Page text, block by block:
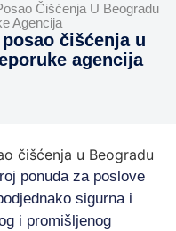
Čišćenja U Beogradu
Agencija
čišćenja u
agencija
ponuda za poslove
sigurna i
i promišljenog